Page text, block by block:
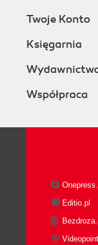
Twoje Konto
Księgarnia
Współpraca
Editio.pl